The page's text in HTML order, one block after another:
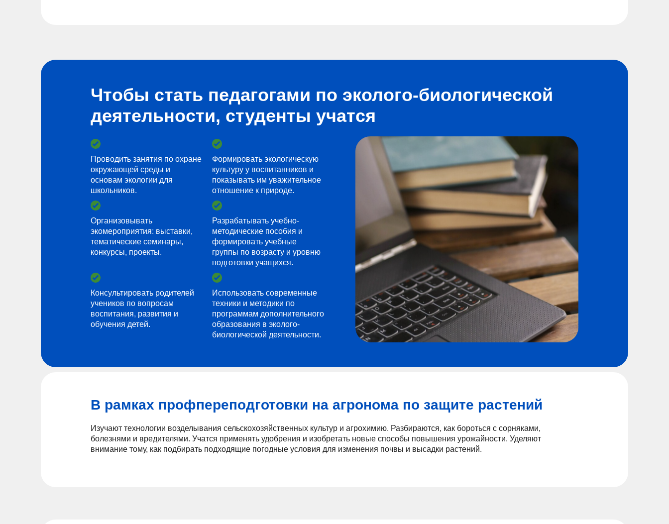
Чтобы стать педагогами по эколого-биологической
деятельности, студенты учатся
Проводить занятия по охране
окружающей среды и
основам экологии для
школьников.
Формировать экологическую
культуру у воспитанников и
показывать им уважительное
отношение к природе.
Организовывать
экомероприятия: выставки,
тематические семинары,
конкурсы, проекты.
Разрабатывать учебно-
методические пособия и
формировать учебные
группы по возрасту и уровню
подготовки учащихся.
Консультировать родителей
учеников по вопросам
воспитания, развития и
обучения детей.
Использовать современные
техники и методики по
программам дополнительного
образования в эколого-
биологической деятельности.
В рамках профпереподготовки на агронома по защите растений
Изучают технологии возделывания сельскохозяйственных культур и агрохимию. Разбираются, как бороться с сорняками,
болезнями и вредителями. Учатся применять удобрения и изобретать новые способы повышения урожайности. Уделяют
внимание тому, как подбирать подходящие погодные условия для изменения почвы и высадки растений.